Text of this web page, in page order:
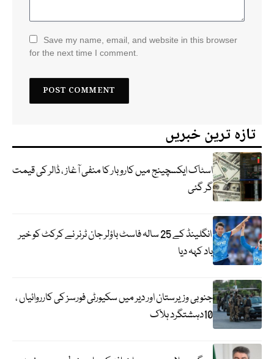
Save my name, email, and website in this browser
for the next time I comment.
تازہ ترین خبریں
اسٹاک ایکسچینج میں کاروبار کا منفی آغاز ، ڈالر کی قیمت
گر گئی
انگلینڈ کے 25 سالہ فاسٹ باؤلر جان ٹرنر نے کرکٹ کو خیر
باد کہہ دیا
جنوبی وزیرستان اور دیر میں سکیورٹی فورسز کی کارروائیاں ،
10دہشتگرد ہلاک